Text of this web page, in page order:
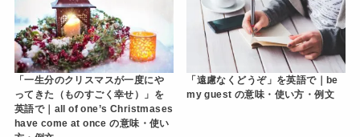
「一生分のクリスマスが一度にや
ってきた（ものすごく幸せ）」を
英語で｜all of one’s Christmases
have come at once の意味・使い
「遠慮なくどうぞ」を英語で｜be
my guest の意味・使い方・例文